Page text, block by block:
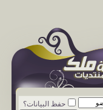
حفظ البيانات؟